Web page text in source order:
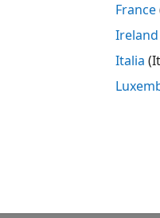
France
Ireland
Italia